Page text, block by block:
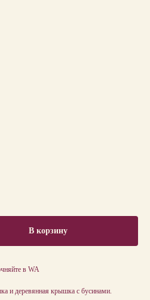
В корзину
в WA
и деревянная крышка с бусинами.